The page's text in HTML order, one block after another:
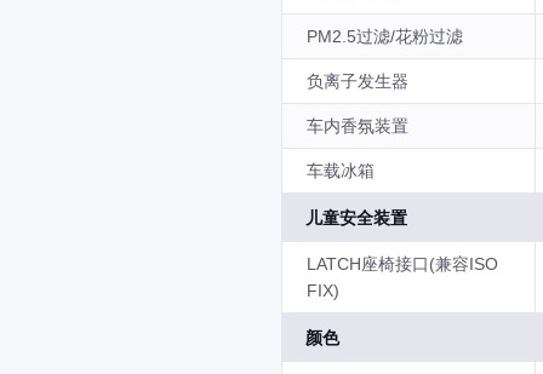
PM2.5过滤/花粉过滤
负离子发生器
车内香氛装置
车载冰箱
儿童安全装置
LATCH座椅接口(兼容ISO
FIX)
颜色